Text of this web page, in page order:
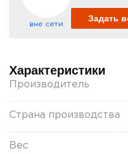
вне сети
Задать
Характеристики
Производитель
Страна производства
Вес